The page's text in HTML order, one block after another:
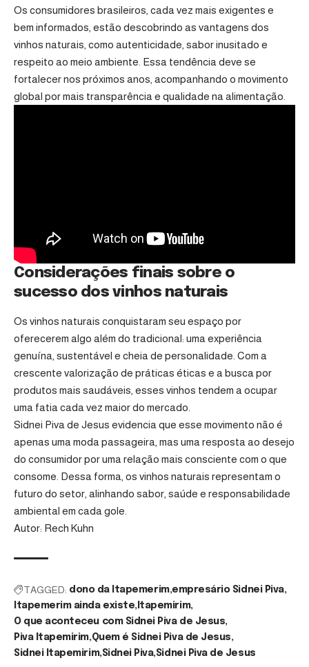
Os consumidores brasileiros, cada vez mais exigentes e
bem informados, estão descobrindo as vantagens dos
vinhos naturais, como autenticidade, sabor inusitado e
respeito ao meio ambiente. Essa tendência deve se
fortalecer nos próximos anos, acompanhando o movimento
global por mais transparência e qualidade na alimentação.
Considerações finais sobre o
sucesso dos vinhos naturais
Os vinhos naturais conquistaram seu espaço por
oferecerem algo além do tradicional: uma experiência
genuína, sustentável e cheia de personalidade. Com a
crescente valorização de práticas éticas e a busca por
produtos mais saudáveis, esses vinhos tendem a ocupar
uma fatia cada vez maior do mercado.
Sidnei Piva de Jesus evidencia que esse movimento não é
apenas uma moda passageira, mas uma resposta ao desejo
do consumidor por uma relação mais consciente com o que
consome. Dessa forma, os vinhos naturais representam o
futuro do setor, alinhando sabor, saúde e responsabilidade
ambiental em cada gole.
Autor: Rech Kuhn
TAGGED: dono da Itapemerim empresário Sidnei Piva
Itapemerim ainda existe Itapemirim
O que aconteceu com Sidnei Piva de Jesus
Piva Itapemirim Quem é Sidnei Piva de Jesus
Sidnei Itapemirim Sidnei Piva Sidnei Piva de Jesus